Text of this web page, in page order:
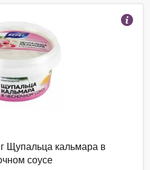
Щупальца кальмара в
соусе